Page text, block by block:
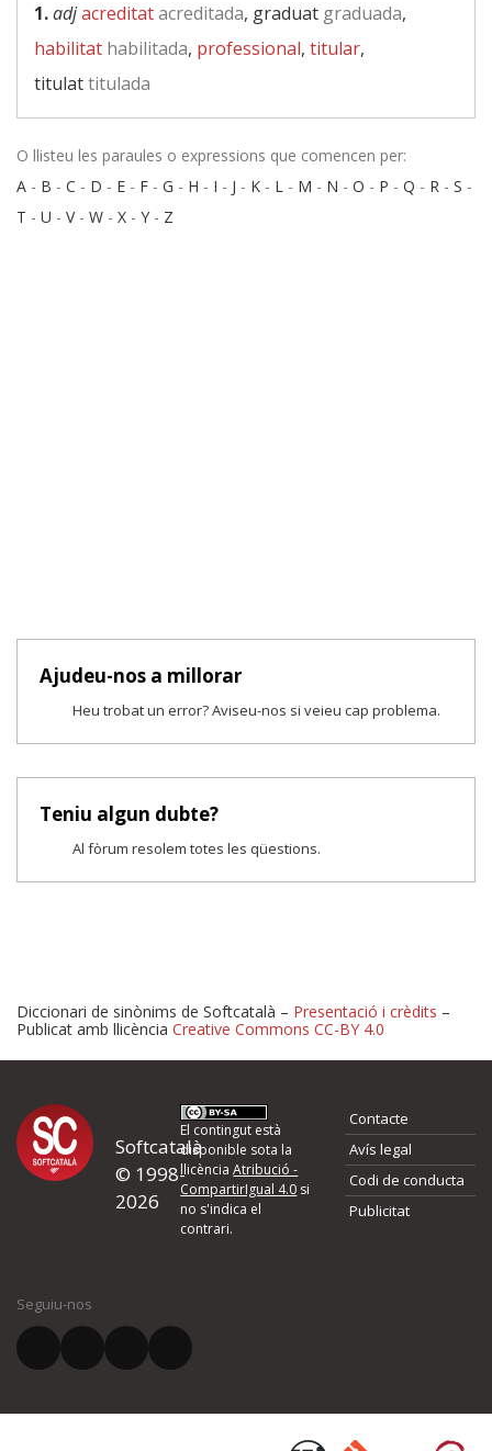
1.adjacreditatacreditada, graduat graduada,
habilitat habilitada, professional, titular,
titulattitulada
O llisteu les paraules o expressions que comencen per:
A - B - C - D - E - F - G - H - I - J - K - L - M - N - O - P - Q - R - S -
T - U - V- W - X - Y - Z
Ajudeu-nos a millorar
Heu trobat un error? Aviseu-nos si veieu cap problema.
Teniu algun dubte?
Al fòrum resolem totes les qüestions.
Proposeu-nos millores o
d'errors
Si heu trobat un error o voleu proposar alguna millora, ompliu els
quina és la millora que proposeu o l'error del qual voleu informar-
El vostre correu electrònic *
Diccionari de sinònims de Softcatalà – Presentació i crèdits –
Publicat amb llicència Creative Commons CC-BY 4.0
Softcatalà
© 1998-
2026
El contingut està
disponible sota la
llicènciaAtribució -
CompartirIgual 4.0 si
no s'indica el
contrari.
Contacte
Avís legal
Codi de conducta
Publicitat
Seguiu-nos